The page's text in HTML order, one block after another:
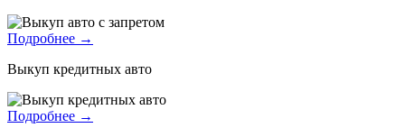
Подробнее →
Выкуп кредитных авто
Подробнее →